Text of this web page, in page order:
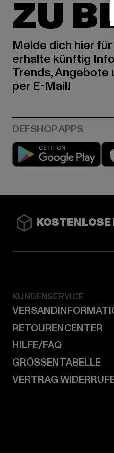
ZU
Melde dich hier
erhalte künftig
Trends, Angebote
per E-Mail!
KOSTENLOSE
KUNDENSERVICE
RETOURENCENTER
HILFE/FAQ
GRÖSSENTABELLE
VERTRAG